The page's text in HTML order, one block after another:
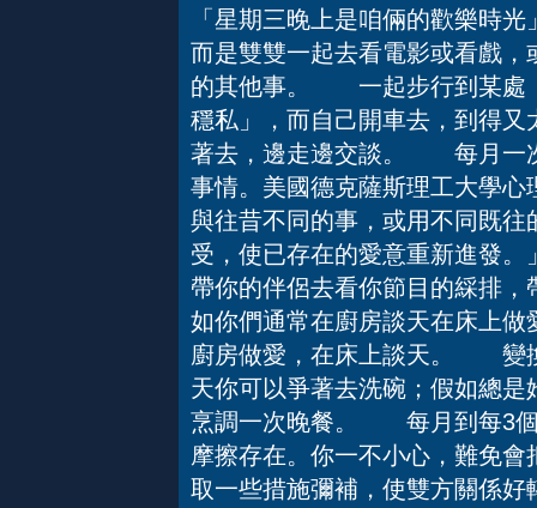
「星期三晚上是咱倆的歡樂時
而是雙雙一起去看電影或看戲
的其他事。 一起步行到某處
穩私」，而自己開車去，到得
著去，邊走邊交談。 每月一
事情。美國德克薩斯理工大學心
與往昔不同的事，或用不同既
受，使已存在的愛意重新進發
帶你的伴侶去看你節目的綵排
如你們通常在廚房談天在床上
廚房做愛，在床上談天。 變
天你可以爭著去洗碗；假如總
烹調一次晚餐。 每月到每3
摩擦存在。你一不小心，難免
取一些措施彌補，使雙方關